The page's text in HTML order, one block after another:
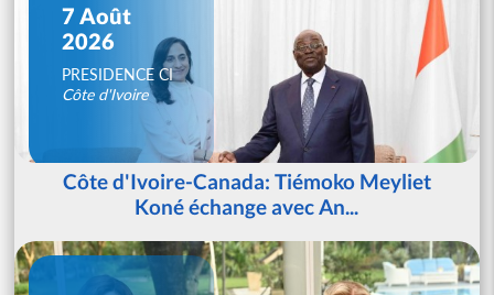
7 Août
2026
PRESIDENCE CI
Côte d'Ivoire
Côte d'Ivoire-Canada: Tiémoko Meyliet
Koné échange avec An...